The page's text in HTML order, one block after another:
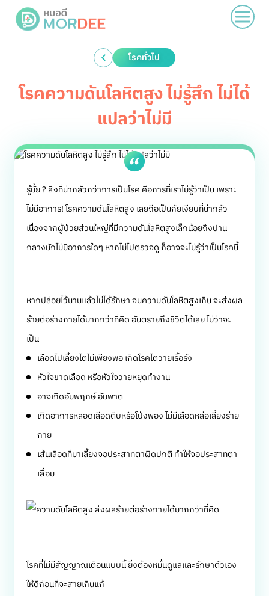
โรคทั่วไป
โรคความดันโลหิตสูง ไม่รู้สึก ไม่ได้
แปลว่าไม่มี
รู้มั้ย ? สิ่งที่น่ากลัวกว่าการเป็นโรค คือการที่เราไม่รู้ว่าเป็น เพราะ
ไม่มีอาการ! โรคความดันโลหิตสูง เลยถือเป็นภัยเงียบที่น่ากลัว
เนื่องจากผู้ป่วยส่วนใหญ่ที่มีความดันโลหิตสูงเล็กน้อยถึงปาน
กลางมักไม่มีอาการใดๆ หากไม่ไปตรวจดู ก็อาจจะไม่รู้ว่าเป็นโรคนี้
หากปล่อยไว้นานแล้วไม่ได้รักษา จนความดันโลหิตสูงเกิน จะส่งผล
ร้ายต่อร่างกายได้มากกว่าที่คิด อันตรายถึงชีวิตได้เลย ไม่ว่าจะ
เป็น
เลือดไปเลี้ยงไตไม่เพียงพอ เกิดโรคไตวายเรื้อรัง
หัวใจขาดเลือด หรือหัวใจวายหยุดทำงาน
อาจเกิดอัมพฤกษ์ อัมพาต
เกิดอาการหลอดเลือดตีบหรือโป่งพอง ไม่มีเลือดหล่อเลี้ยงร่าย
กาย
เส้นเลือดที่มาเลี้ยงจอประสาทตาผิดปกติ ทำให้จอประสาทตา
เสื่อม
โรคที่ไม่มีสัญญาณเตือนแบบนี้ ยิ่งต้องหมั่นดูแลและรักษาตัวเอง
ให้ดีก่อนที่จะสายเกินแก้